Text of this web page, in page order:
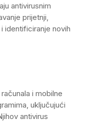
antivirusnim
prijetnji,
identificiranje novih
i mobilne
uključujući
antivirus